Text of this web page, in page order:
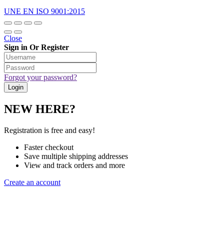
UNE EN ISO 9001:2015
Close
Sign in Or Register
Forgot your password?
NEW HERE?
Registration is free and easy!
Faster checkout
Save multiple shipping addresses
View and track orders and more
Create an account